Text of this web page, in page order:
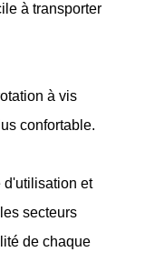
à transporter
à vis
confortable.
d'utilisation et
secteurs
de chaque